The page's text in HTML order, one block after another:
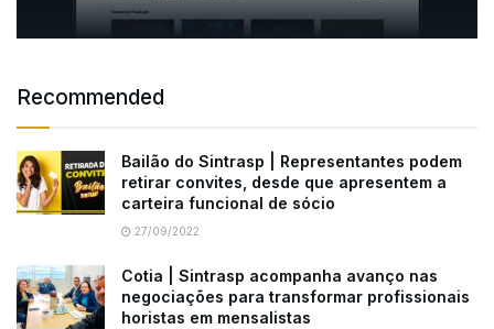
Recommended
Bailão do Sintrasp | Representantes podem
retirar convites, desde que apresentem a
carteira funcional de sócio
27/09/2022
Cotia | Sintrasp acompanha avanço nas
negociações para transformar profissionais
horistas em mensalistas